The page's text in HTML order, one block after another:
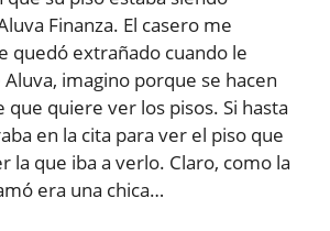
Finanza. El casero me
quedó extrañado cuando le
imagino porque se hacen
que quiere ver los pisos. Si hasta
en la cita para ver el piso que
la que iba a verlo. Claro, como la
era una chica…